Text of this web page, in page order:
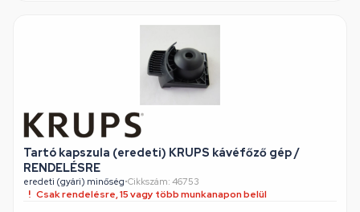
Tartó kapszula (eredeti) KRUPS kávéfőző gép /
RENDELÉSRE
eredeti (gyári) minőség•Cikkszám: 46753
Csak rendelésre, 15 vagy több munkanapon belül